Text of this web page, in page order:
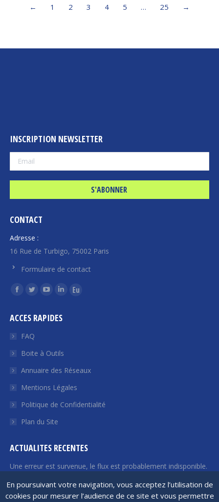
En poursuivant votre navigation, vous acceptez l’utilisation de
cookies pour mesurer l’audience de ce site et vous permettre
← 1 2 3 4 5 … 25 →
INSCRIPTION NEWSLETTER
CONTACT
Adresse :
16 Rue de Turbigo, 75002 Paris
Formulaire de contact
Trouvez nous sur :
La
Facebook
s'ouvre
une
nouvelle
fenêtre
La
Twitter
s'ouvre
une
nouvelle
fenêtre
La
YouTube
une
nouvelle
fenêtre
La
LinkedIn
une
nouvelle
fenêtre
La
nouvelle
fenêtre
ACCES RAPIDES
FAQ
Boite à Outils
Annuaire des Réseaux
Mentions Légales
Politique de Confidentialité
Plan du Site
ACTUALITES RECENTES
Une erreur est survenue, le flux est probablement indisponible.